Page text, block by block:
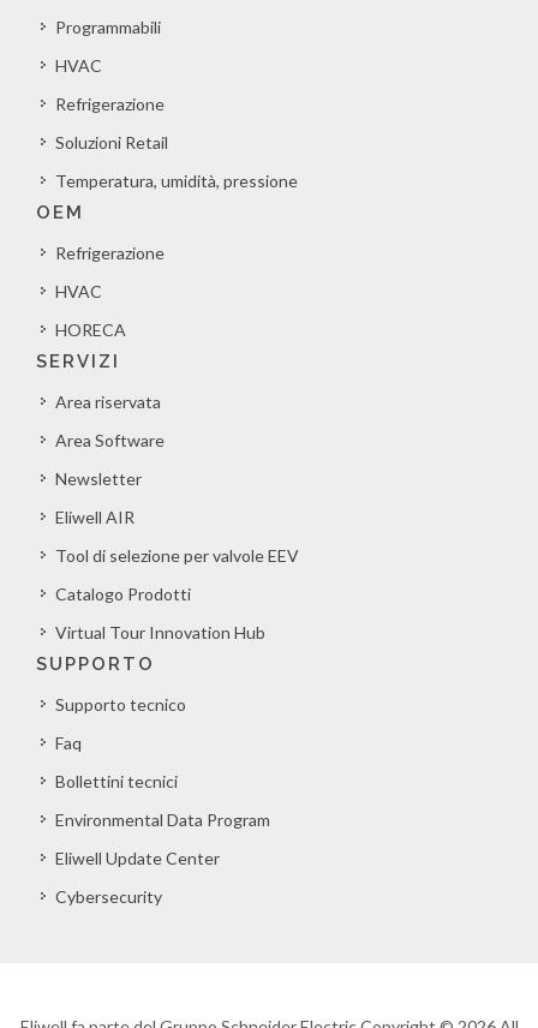
Programmabili
HVAC
Refrigerazione
Soluzioni Retail
Temperatura, umidità, pressione
OEM
Refrigerazione
HVAC
HORECA
SERVIZI
Area riservata
Area Software
Newsletter
Eliwell AIR
Tool di selezione per valvole EEV
Catalogo Prodotti
Virtual Tour Innovation Hub
SUPPORTO
Supporto tecnico
Faq
Bollettini tecnici
Environmental Data Program
Eliwell Update Center
Cybersecurity